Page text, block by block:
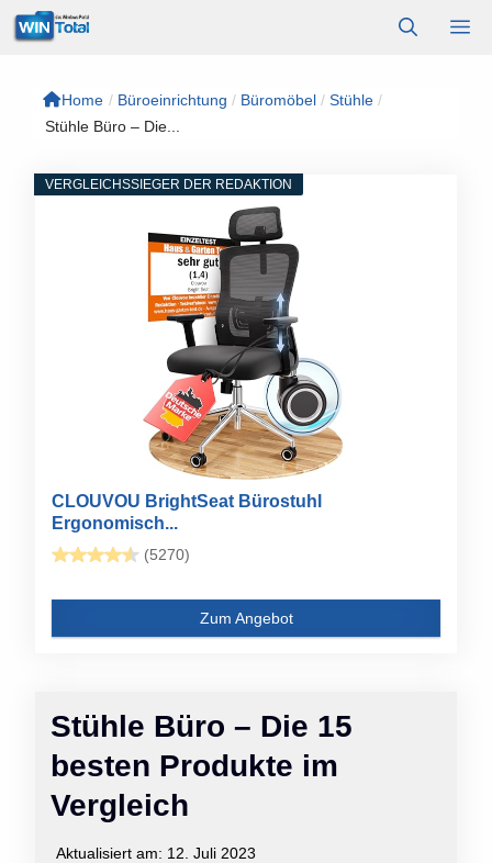
Zum
Inhalt
Home / Büroeinrichtung / Büromöbel / Stühle /
Stühle Büro – Die...
Stühle Büro – Die 15
besten Produkte im
Vergleich
Aktualisiert am: 12. Juli 2023
VERGLEICHSSIEGER DER REDAKTION
CLOUVOU BrightSeat Bürostuhl
Ergonomisch...
(5270)
Zum Angebot